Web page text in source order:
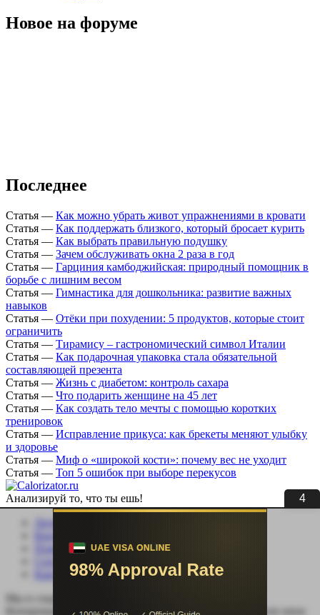
3
Новое на форуме
Последнее
Статья — Как можно убрать живот упражнениями в кровати
Статья — Как поддержать близкого, который бросает курить
Статья — Как выбрать правильную подушку
Статья — Зачем обслуживать окна 2 раза в год
Статья — Гарциния камбоджийская: природный помощник в
борьбе с лишним весом
Статья — Гимнастика для дошкольника: развитие важных
навыков
Статья — Отёки при похудении: 5 продуктов, которые стоит
ограничить
Статья — Тирамису – гастрономический символ Италии
Статья — Как подарочная упаковка стала обязательной
составляющей презента
Статья — Жизнь с диабетом: контроль сахара
Статья — Что подарить женщине на 45 лет
Статья — Как создать тело мечты с помощью коротких
тренировок
Статья — Исправление прикуса: как брекеты меняют улыбку
и здоровье
Статья — Миф о «широкой кости»: почему вес не уходит
Статья — Топ 5 ошибок при выборе перекусов
Анализируй то, что ты ешь!
Личный кабинет
Помощь сайту
Соцсети
Карта сайта
Мы в социальных сетях:
Копирование, перепечатка (целиком или частично) или иное